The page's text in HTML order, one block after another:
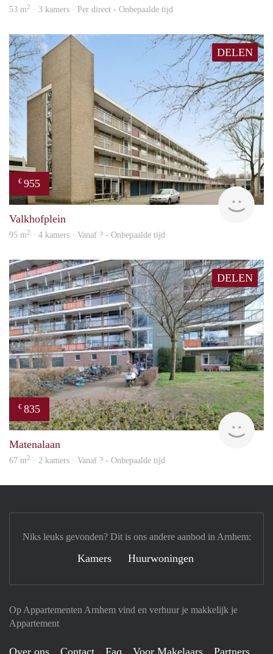
53 m2 · 3 kamers · Per direct - Onbepaalde tijd
DELEN
€ 955
Valkhofplein
95 m2 · 4 kamers · Vanaf ? - Onbepaalde tijd
DELEN
€ 835
Matenalaan
67 m2 · 2 kamers · Vanaf ? - Onbepaalde tijd
Op Appartementen Arnhem vind en verhuur je makkelijk je
Appartement
Over ons Contact Faq Voor Makelaars Partners
Niks leuks gevonden? Dit is ons andere aanbod in Arnhem:
Kamers Huurwoningen